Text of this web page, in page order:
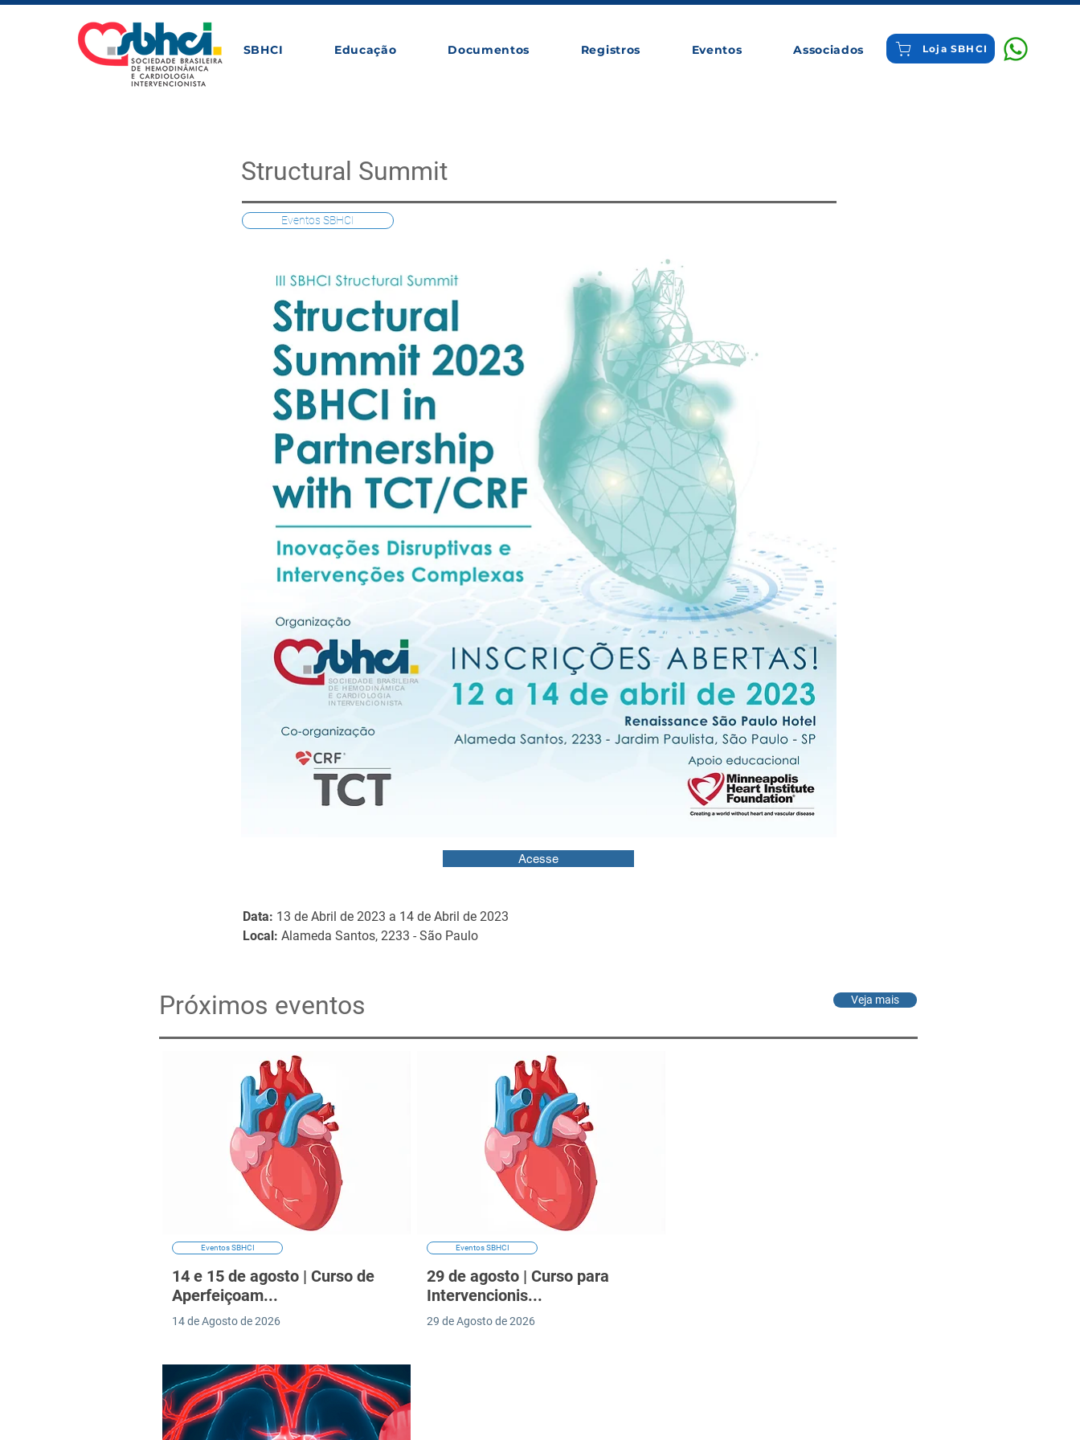
SBHCI Educação Documentos Registros Eventos Associados Loja SBHCI
Structural Summit
Eventos SBHCI
Acesse
Data: 13 de Abril de 2023 a 14 de Abril de 2023
Local: Alameda Santos, 2233 - São Paulo
Próximos eventos Veja mais
Eventos SBHCI
14 e 15 de agosto | Curso de
Aperfeiçoam...
14 de Agosto de 2026
Eventos SBHCI
29 de agosto | Curso para
Intervencionis...
29 de Agosto de 2026